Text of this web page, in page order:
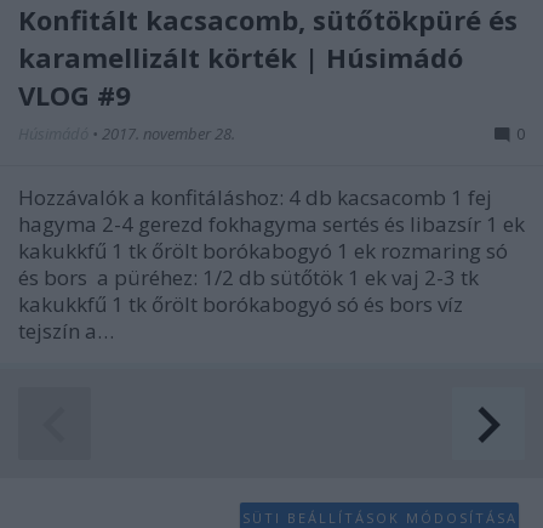
Konfitált kacsacomb, sütőtökpüré és
karamellizált körték | Húsimádó
VLOG #9
• 2017. november 28. 0
Hozzávalók a konfitáláshoz: 4 db kacsacomb 1 fej
hagyma 2-4 gerezd fokhagyma sertés és libazsír 1 ek
kakukkfű 1 tk őrölt borókabogyó 1 ek rozmaring só
és bors a püréhez: 1/2 db sütőtök 1 ek vaj 2-3 tk
kakukkfű 1 tk őrölt borókabogyó só és bors víz
tejszín a…
SÜTI BEÁLLÍTÁSOK MÓDOSÍTÁSA